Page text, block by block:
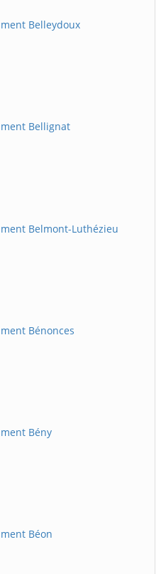
Belleydoux
Bellignat
Belmont-Luthézieu
Bénonces
Bény
Béon